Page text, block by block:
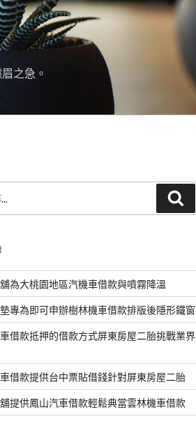
之急。
尋
為大桃園地區汽機車借款與噴霧降溫
專為即可申辦樹林機車借款排版後隱形鐵窗
借款抵押的借款方式屏東房屋二胎挑戰業界
借款提供台中票貼借錢針對屏東房屋二胎
提供鳳山汽車借款輕鬆典當雲林機車借款